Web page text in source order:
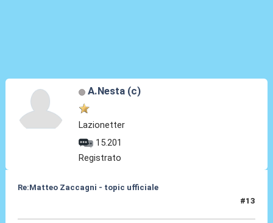
A.Nesta (c)
Lazionetter
15.201
Registrato
Re:Matteo Zaccagni - topic ufficiale
#13